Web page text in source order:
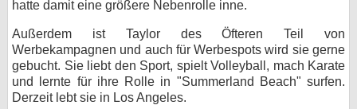
hatte damit eine größere Nebenrolle inne.
Außerdem ist Taylor des Öfteren Teil von
Werbekampagnen und auch für Werbespots wird sie gerne
gebucht. Sie liebt den Sport, spielt Volleyball, mach Karate
und lernte für ihre Rolle in "Summerland Beach" surfen.
Derzeit lebt sie in Los Angeles.
Nutzungsbedingungen
Datenschutz
Cookie-Einstellungen